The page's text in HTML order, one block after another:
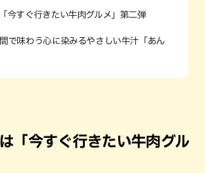
今すぐ行きたい牛肉グルメ」第二弾
で味わう心に染みるやさしい牛汁「あん
「今すぐ行きたい牛肉グル